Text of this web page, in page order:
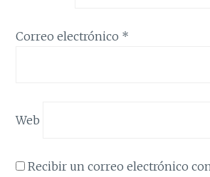
Correo electrónico *
Web
Recibir un correo electrónico